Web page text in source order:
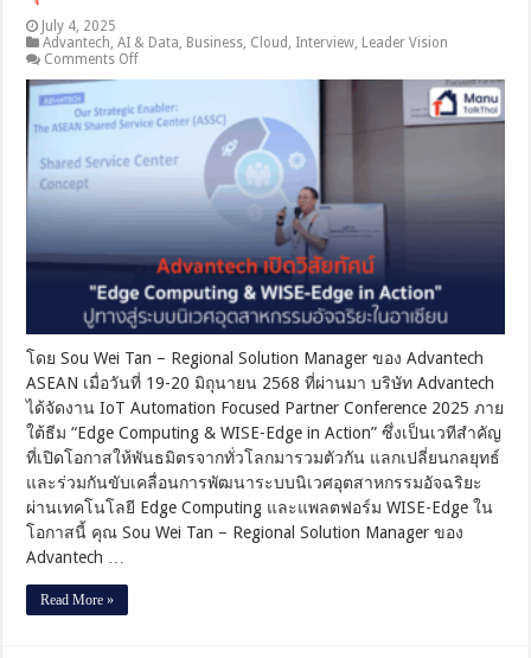
July 4, 2025
Advantech ,AI & Data Business Cloud Interview Leader Vision
Comments Offon
วิสัย
“Edge
WISE-
Action”
ทาง
สู่
นิเวศ
อุตสาหกรรม
อัจฉริยะ
ใน
อาเซียน
โดย Sou Wei Tan – Regional Solution Manager ของ Advantech
ASEAN เมื่อวันที่ 19-20 มิถุนายน 2568 ที่ผ่านมา บริษัท Advantech
ได้จัดงาน IoT Automation Focused Partner Conference 2025 ภาย
ใต้ธีม “Edge Computing & WISE-Edge in Action” ซึ่งเป็นเวทีสำคัญ
ที่เปิดโอกาสให้พันธมิตรจากทั่วโลกมารวมตัวกัน แลกเปลี่ยนกลยุทธ์
และร่วมกันขับเคลื่อนการพัฒนาระบบนิเวศอุตสาหกรรมอัจฉริยะ
ผ่านเทคโนโลยี Edge Computing และแพลตฟอร์ม WISE-Edge ใน
โอกาสนี้ คุณ Sou Wei Tan – Regional Solution Manager ของ
Advantech …
Read More »